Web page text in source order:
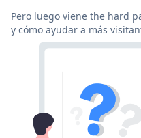
Pero luego viene the hard
y cómo ayudar a más